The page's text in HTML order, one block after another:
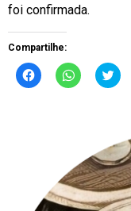
foi confirmada.
Compartilhe:
Clique
para
Clique
para
janela)